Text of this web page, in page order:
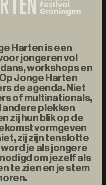
Harten is een
jongeren vol
workshops en
Jonge Harten
de agenda. Niet
of multinationals,
andere plekken
zij hun blik op de
vormgeven
zij zijn tenslotte
je als jongere
om jezelf als
te zien en je stem